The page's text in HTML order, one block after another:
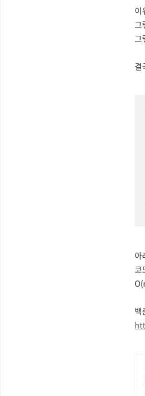
이
그
그
결
아
코
백